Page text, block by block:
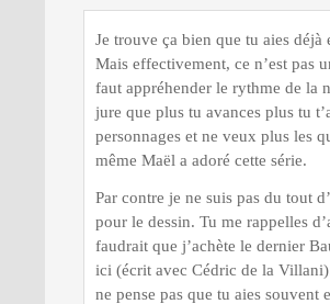
Je trouve ça bien que tu aies déjà
Mais effectivement, ce n’est pas
faut appréhender le rythme de la
jure que plus tu avances plus tu
personnages et ne veux plus les
même Maël a adoré cette série.
Par contre je ne suis pas du tout
pour le dessin. Tu me rappelles
faudrait que j’achète le dernier
ici (écrit avec Cédric de la
ne pense pas que tu aies souvent